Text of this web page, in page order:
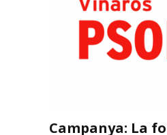
Campanya: La